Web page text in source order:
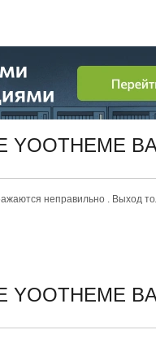
неправильно . Выход